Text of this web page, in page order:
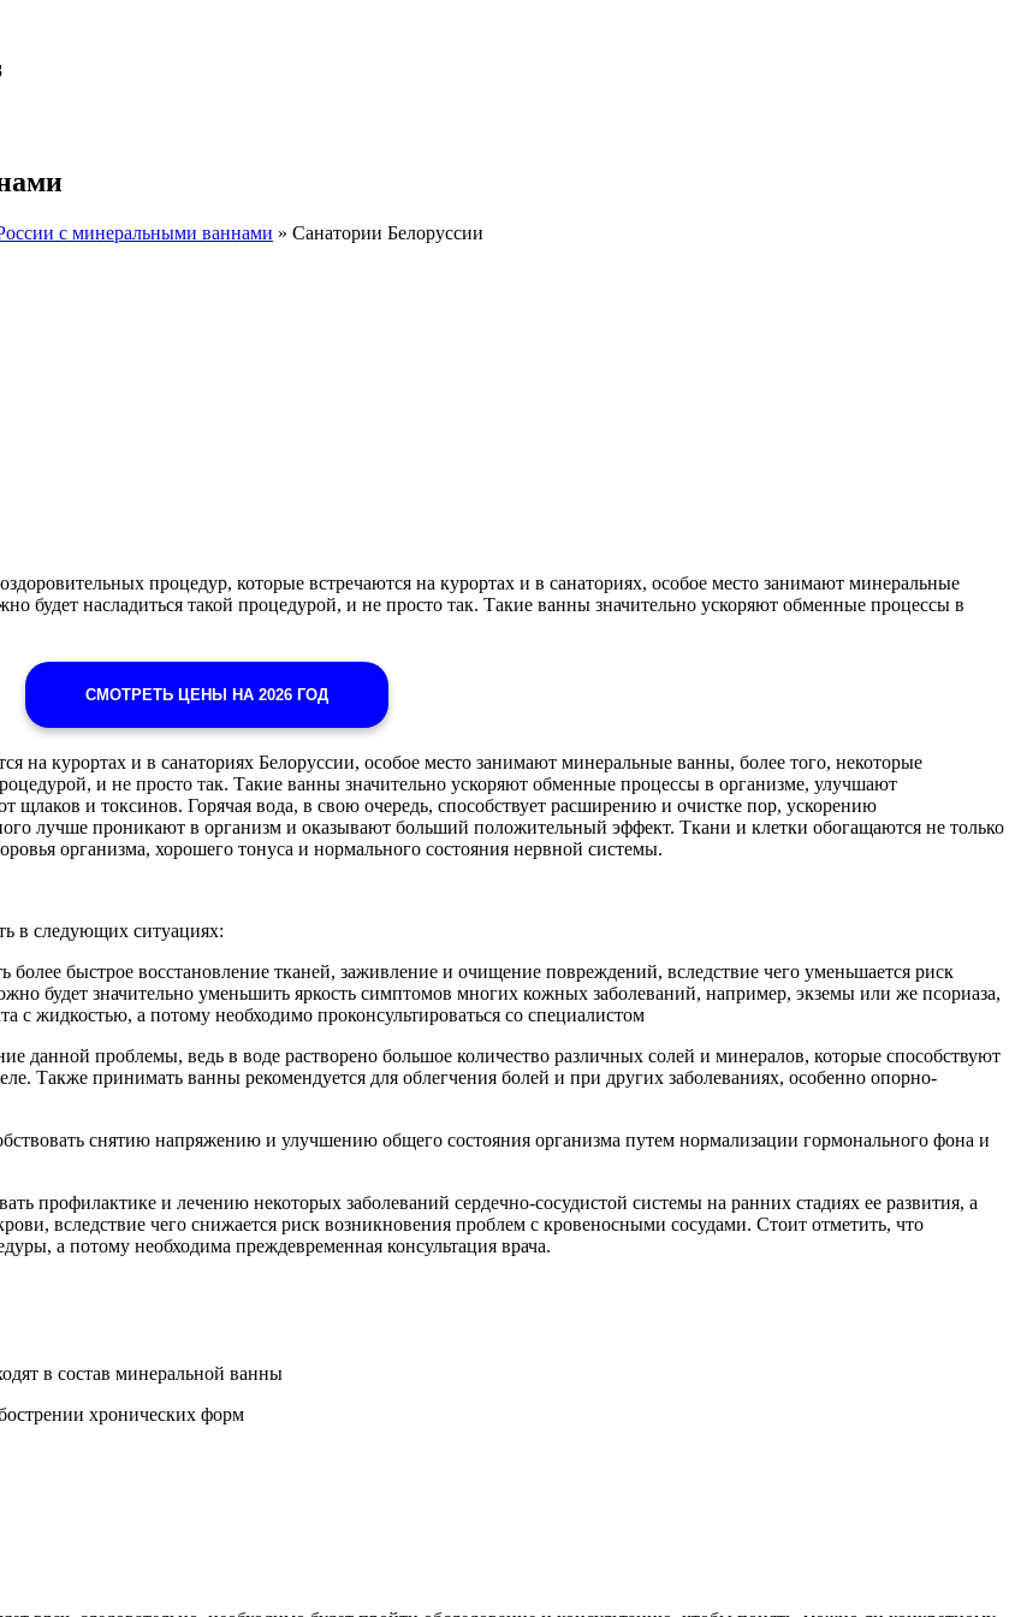
с минеральными ваннами » Санатории Белоруссии
процедур, которые встречаются на курортах и в санаториях, особое место занимают минеральные
будет насладиться такой процедурой, и не просто так. Такие ванны значительно ускоряют обменные процессы в
СМОТРЕТЬ ЦЕНЫ НА 2026 ГОД
на курортах и в санаториях Белоруссии, особое место занимают минеральные ванны, более того, некоторые
и не просто так. Такие ванны значительно ускоряют обменные процессы в организме, улучшают
и токсинов. Горячая вода, в свою очередь, способствует расширению и очистке пор, ускорению
лучше проникают в организм и оказывают больший положительный эффект. Ткани и клетки обогащаются не только
организма, хорошего тонуса и нормального состояния нервной системы.
в следующих ситуациях:
быстрое восстановление тканей, заживление и очищение повреждений, вследствие чего уменьшается риск
будет значительно уменьшить яркость симптомов многих кожных заболеваний, например, экземы или же псориаза,
с жидкостью, а потому необходимо проконсультироваться со специалистом
данной проблемы, ведь в воде растворено большое количество различных солей и минералов, которые способствуют
Также принимать ванны рекомендуется для облегчения болей и при других заболеваниях, особенно опорно-
снятию напряжению и улучшению общего состояния организма путем нормализации гормонального фона и
профилактике и лечению некоторых заболеваний сердечно-сосудистой системы на ранних стадиях ее развития, а
вследствие чего снижается риск возникновения проблем с кровеносными сосудами. Стоит отметить, что
а потому необходима преждевременная консультация врача.
в состав минеральной ванны
хронических форм